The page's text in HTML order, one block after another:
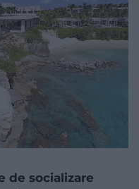
de socializare